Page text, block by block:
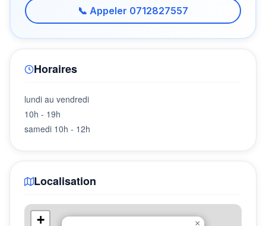
📞 Appeler 0712827557
Horaires
lundi au vendredi
10h - 19h
samedi 10h - 12h
Localisation
×
+